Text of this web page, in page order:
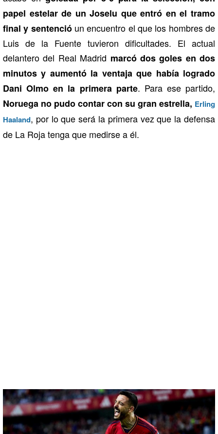
papel estelar de un Joselu que entró en el tramo
final y sentencióun encuentro el que los hombres de
Luis de la Fuente tuvieron dificultades. El actual
delantero del Real Madrid marcó dos goles en dos
minutos y aumentó la ventaja que había logrado
Dani Olmo en la primera parte. Para ese partido,
Noruega no pudo contar con su gran estrella, Erling
Haaland, por lo que será la primera vez que la defensa
de La Roja tenga que medirse a él.